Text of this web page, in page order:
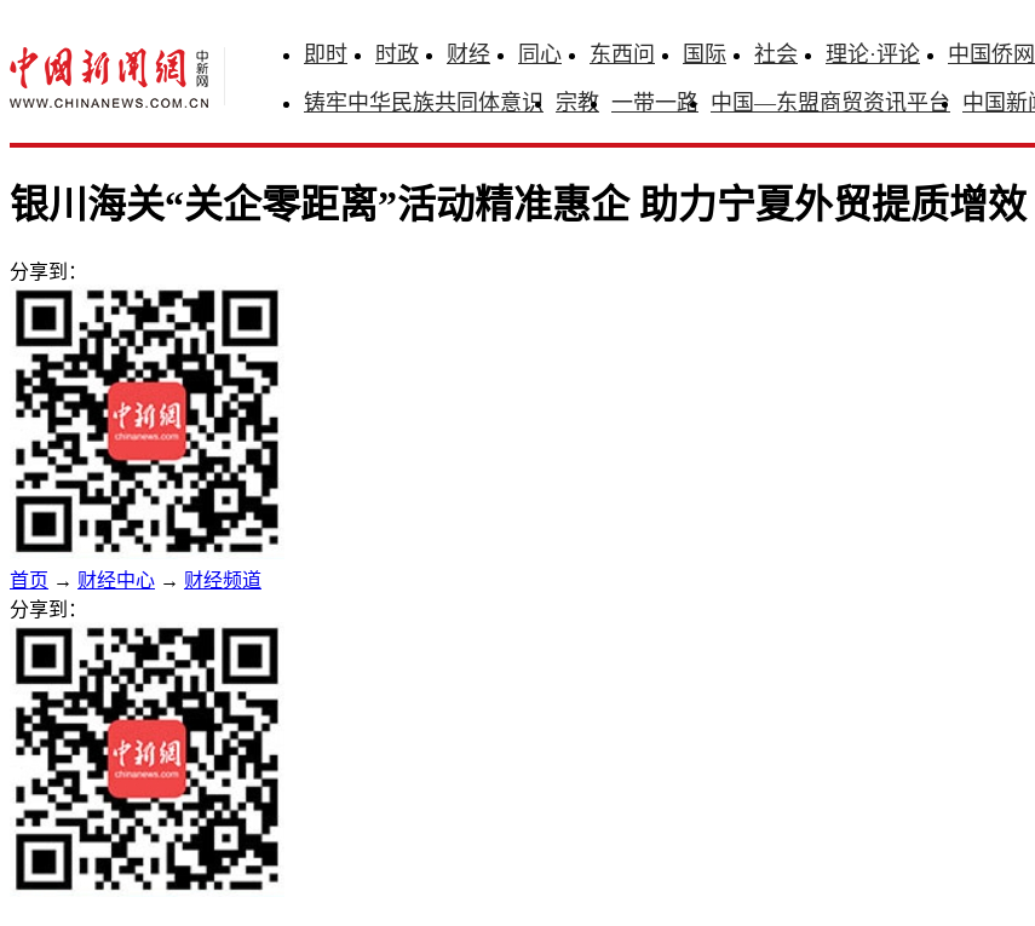
即时 时政 财经 同心 东西问 国际 社会 理论·评论 中国侨网
铸牢中华民族共同体意识 宗教 一带一路 中国—东盟商贸资讯平台 中国新
银川海关“关企零距离”活动精准惠企 助力宁夏外贸提质增效
分享到：
首页 → 财经中心 → 财经频道
分享到：